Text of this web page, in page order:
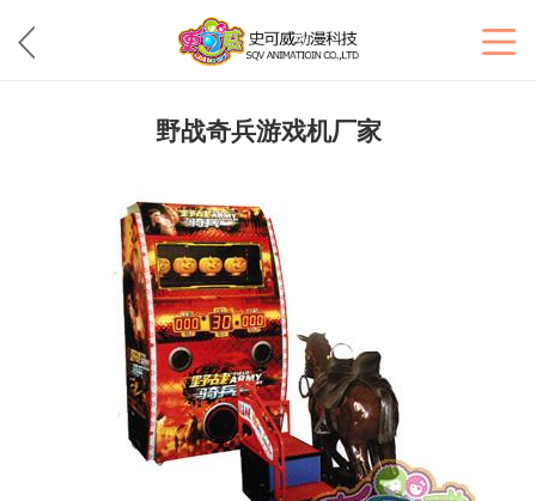
野战奇兵游戏机厂家